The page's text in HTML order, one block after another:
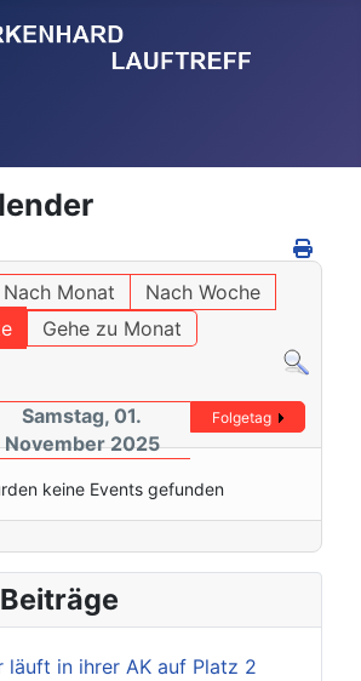
Nach Monat
Nach Woche
Gehe zu Monat
Samstag, 01.
November 2025
Folgetag
keine Events gefunden
läuft in ihrer AK auf Platz 2